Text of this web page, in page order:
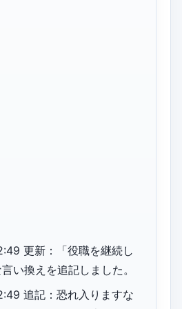
更新：「役職を継続し
い換えを追記しました。
追記：恐れ入りますな